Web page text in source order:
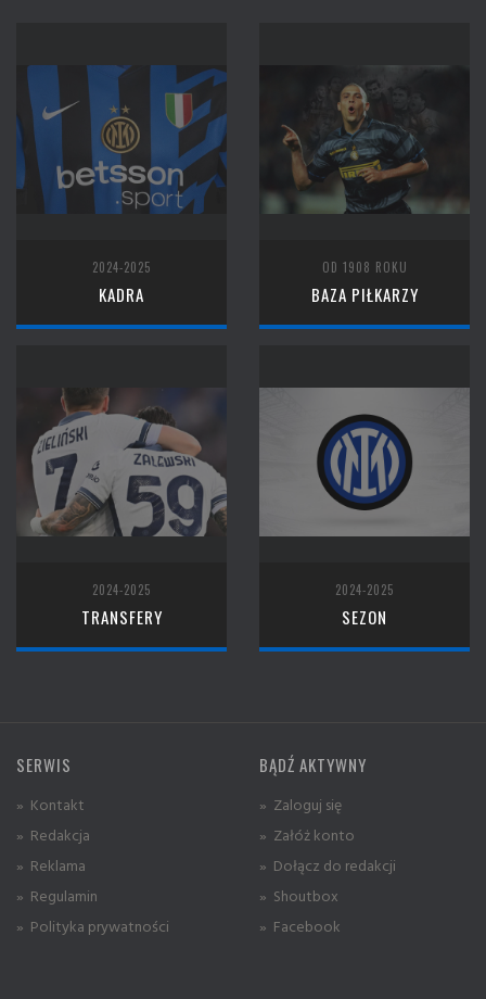
2024-2025
KADRA
OD 1908 ROKU
BAZA PIŁKARZY
2024-2025
TRANSFERY
2024-2025
SEZON
SERWIS
» Kontakt
» Redakcja
» Reklama
» Regulamin
» Polityka prywatności
BĄDŹ AKTYWNY
» Zaloguj się
» Załóż konto
» Dołącz do redakcji
» Shoutbox
» Facebook